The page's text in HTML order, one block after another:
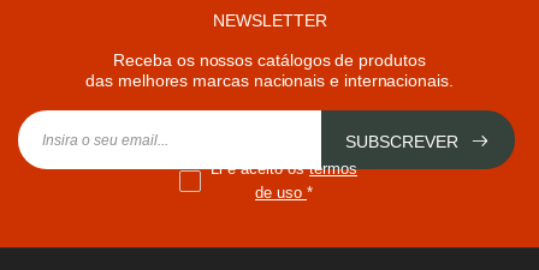
NEWSLETTER
Receba os nossos catálogos de produtos
das melhores marcas nacionais e internacionais.
SUBSCREVER
Li e aceito ostermos
de uso *